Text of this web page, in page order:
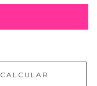
CALCULAR